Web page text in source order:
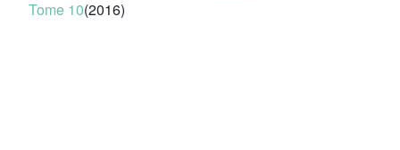
Tome 10(2016)